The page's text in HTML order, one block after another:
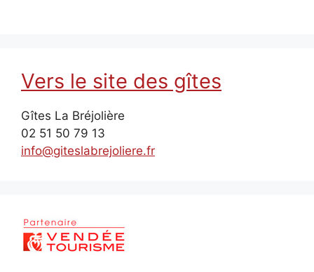
Vers le site des gîtes
Gîtes La Bréjolière
02 51 50 79 13
info@giteslabrejoliere.fr